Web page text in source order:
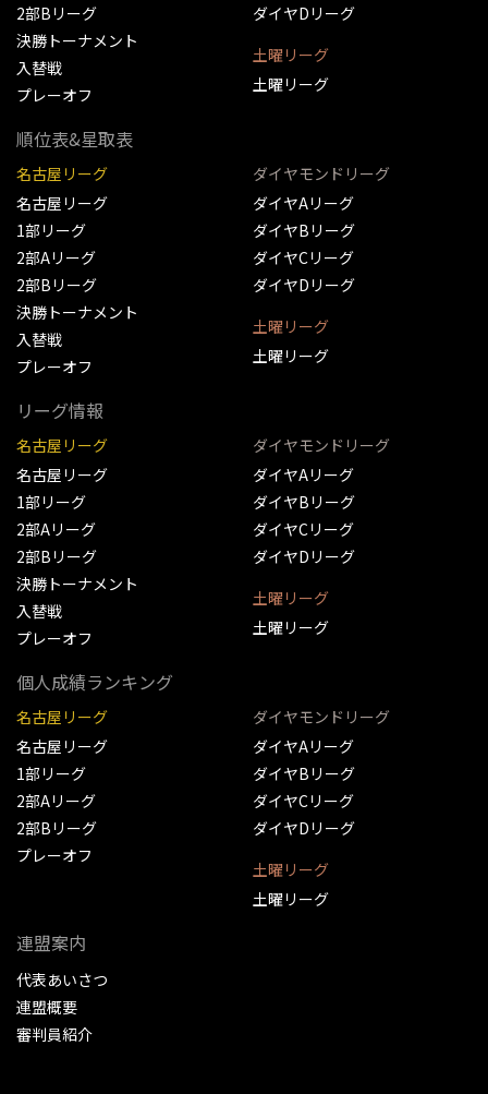
2部Bリーグ
決勝トーナメント
入替戦
プレーオフ
ダイヤDリーグ
土曜リーグ
土曜リーグ
順位表&星取表
名古屋リーグ
名古屋リーグ
1部リーグ
2部Aリーグ
2部Bリーグ
決勝トーナメント
入替戦
プレーオフ
ダイヤモンドリーグ
ダイヤAリーグ
ダイヤBリーグ
ダイヤCリーグ
ダイヤDリーグ
土曜リーグ
土曜リーグ
リーグ情報
名古屋リーグ
名古屋リーグ
1部リーグ
2部Aリーグ
2部Bリーグ
決勝トーナメント
入替戦
プレーオフ
ダイヤモンドリーグ
ダイヤAリーグ
ダイヤBリーグ
ダイヤCリーグ
ダイヤDリーグ
土曜リーグ
土曜リーグ
個人成績ランキング
名古屋リーグ
名古屋リーグ
1部リーグ
2部Aリーグ
2部Bリーグ
プレーオフ
ダイヤモンドリーグ
ダイヤAリーグ
ダイヤBリーグ
ダイヤCリーグ
ダイヤDリーグ
土曜リーグ
土曜リーグ
連盟案内
代表あいさつ
連盟概要
審判員紹介